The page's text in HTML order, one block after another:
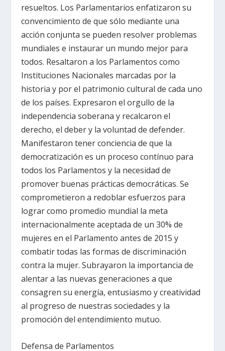
resueltos. Los Parlamentarios enfatizaron su
convencimiento de que sólo mediante una
acción conjunta se pueden resolver problemas
mundiales e instaurar un mundo mejor para
todos. Resaltaron a los Parlamentos como
Instituciones Nacionales marcadas por la
historia y por el patrimonio cultural de cada uno
de los países. Expresaron el orgullo de la
independencia soberana y recalcaron el
derecho, el deber y la voluntad de defender.
Manifestaron tener conciencia de que la
democratización es un proceso contínuo para
todos los Parlamentos y la necesidad de
promover buenas prácticas democráticas. Se
comprometieron a redoblar esfuerzos para
lograr como promedio mundial la meta
internacionalmente aceptada de un 30% de
mujeres en el Parlamento antes de 2015 y
combatir todas las formas de discriminación
contra la mujer. Subrayaron la importancia de
alentar a las nuevas generaciones a que
consagren su energía, entusiasmo y creatividad
al progreso de nuestras sociedades y la
promoción del entendimiento mutuo.
Defensa de Parlamentos